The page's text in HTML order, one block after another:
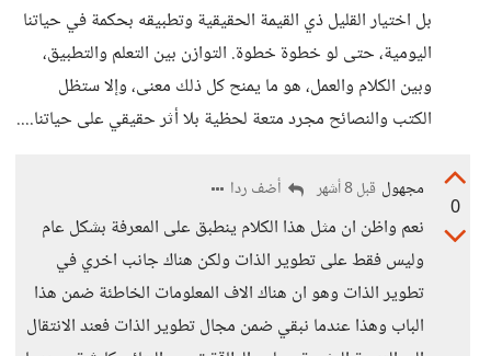
بل اختيار القليل ذي القيمة الحقيقية وتطبيقه بحكمة في حياتنا
اليومية، حتى لو خطوة خطوة. التوازن بين التعلم والتطبيق،
وبين الكلام والعمل، هو ما يمنح كل ذلك معنى، وإلا ستظل
الكتب والنصائح مجرد متعة لحظية بلا أثر حقيقي على حياتنا....
0
مجهول قبل 8 أشهر أضف ردا
نعم واظن ان مثل هذا الكلام ينطبق على المعرفة بشكل عام
وليس فقط على تطوير الذات ولكن هناك جانب اخري في
تطوير الذات وهو ان هناك الاف المعلومات الخاطئة ضمن هذا
الباب وهذا عندما نبقي ضمن مجال تطوير الذات فعند الانتقال